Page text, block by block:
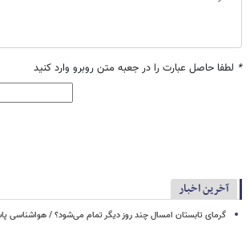
* لطفا حاصل عبارت را در جعبه متن روبرو وارد کنید
آخرین اخبار
گرمای تابستان امسال چند روز دیگر تمام می‌شود؟ / هواشناسی